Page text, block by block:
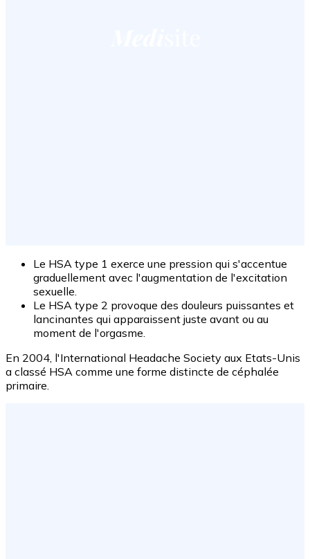
Le HSA type 1 exerce une pression qui s'accentue
graduellement avec l'augmentation de l'excitation
sexuelle.
Le HSA type 2 provoque des douleurs puissantes et
lancinantes qui apparaissent juste avant ou au
moment de l'orgasme.
En 2004, l'International Headache Society aux Etats-Unis
a classé HSA comme une forme distincte de céphalée
primaire.